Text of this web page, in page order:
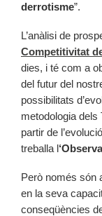
derrotisme”.
L’anàlisi de
Competitivitat
dies, i té com a
del futur del
possibilitats
metodologia
partir de
treballa l
Però només són
en la seva
conseqüències